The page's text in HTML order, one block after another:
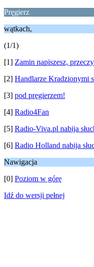
Pręgierz
wątkach,
(1/1)
[1] Zamin napiszesz,
[2] Handlarze Kradzionymi
[3] pod pręgierzem!
[4] Radio4Fan
[5] Radio-Viva.pl nabija
[6] Radio Holland nabija
Nawigacja
[0] Poziom w górę
Idź do wersji pełnej